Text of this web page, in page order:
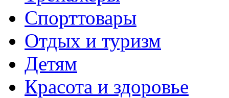
Спорттовары
Отдых и туризм
Детям
Красота и здоровье